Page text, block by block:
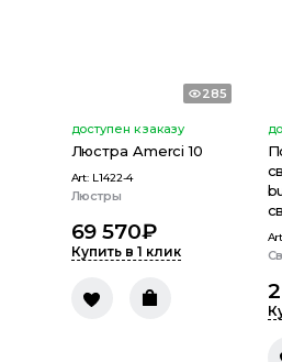
285
доступен к заказу
Люстра Amerci 10
Art: L1422-4
Люстры
69 570₽
Купить в 1 клик